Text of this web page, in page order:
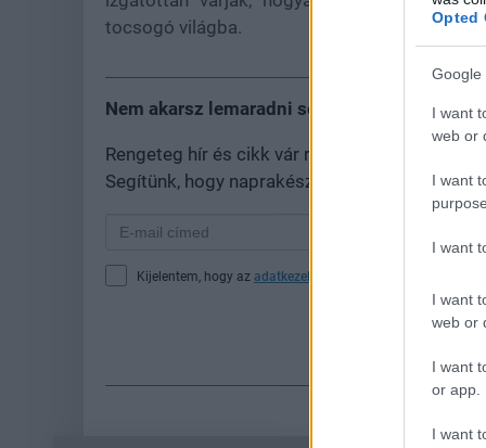
Opted
Google
I want
web or
I want
I want
I want
web or
I want
or app.
I want
tocsogó világba.
Nem akarsz lemaradni semmiről?
Rengeteg hír és cikk vár rád, lehet, hogy
Segítünk, hogy naprakész maradj,
Kijelentem, hogy az adatkezelési nyilatkozat